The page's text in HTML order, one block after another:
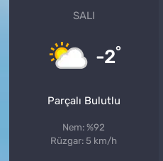
SALI
-2°
Parçalı Bulutlu
Nem: %92
Rüzgar: 5 km/h